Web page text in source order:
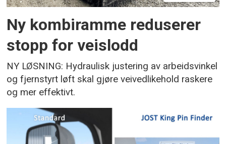
Ny kombiramme reduserer
stopp for veislodd
NY LØSNING: Hydraulisk justering av arbeidsvinkel
og fjernstyrt løft skal gjøre veivedlikehold raskere
og mer effektivt.